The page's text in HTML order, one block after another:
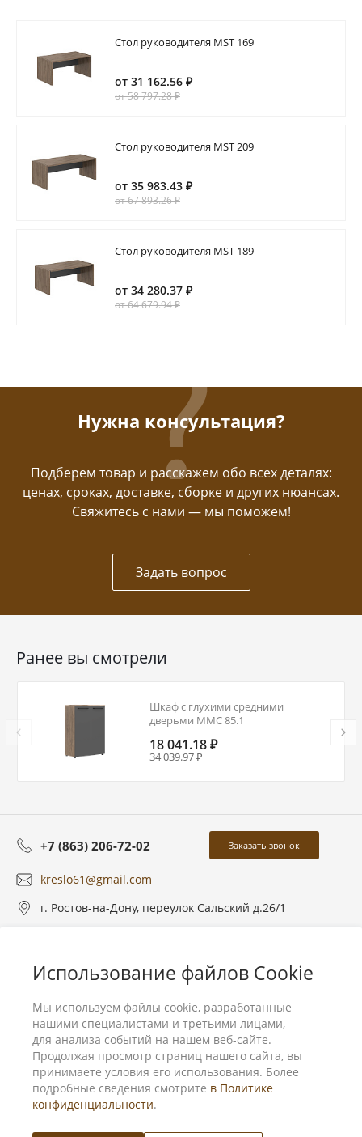
Использование файлов Cookie
Мы используем файлы cookie, разработанные
нашими специалистами и третьими лицами,
для анализа событий на нашем веб-сайте.
Продолжая просмотр страниц нашего сайта, вы
принимаете условия его использования. Более
подробные сведения смотрите в Политике
конфиденциальности.
Стол руководителя MST 169
от 31 162.56 ₽
от 58 797.28 ₽
Стол руководителя MST 209
от 35 983.43 ₽
от 67 893.26 ₽
Стол руководителя MST 189
от 34 280.37 ₽
от 64 679.94 ₽
Нужна консультация?
Подберем товар и расскажем обо всех деталях:
ценах, сроках, доставке, сборке и других нюансах.
Свяжитесь с нами — мы поможем!
Задать вопрос
Ранее вы смотрели
Шкаф с глухими средними
дверьми MMC 85.1
18 041.18 ₽
34 039.97 ₽
+7 (863) 206-72-02 Заказать звонок
kreslo61@gmail.com
г. Ростов-на-Дону, переулок Сальский д.26/1
Услуги